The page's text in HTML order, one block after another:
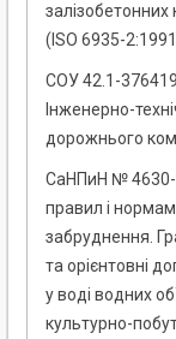
залізобетонних
(ISO 6935-
СОУ 42.1-
Інженерно-
дорожнього
СаНПиН № 4630-
правил і
забруднення.
та орієнтовні
у воді водних
культурно-